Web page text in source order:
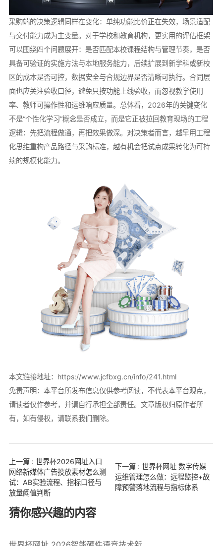
采购端的决策逻辑同样在变化：单纯功能比价正在失效，场景适配
与交付能力成为主变量。对于学校和教育机构，更实用的评估框架
可以围绕四个问题展开：是否匹配本校课程结构与管理节奏，是否
具备可验证的实施方法与本地服务能力，后续扩展到新学科或新校
区的成本是否可控，数据安全与合规边界是否清晰可执行。合同层
面也应关注验收口径，避免只按功能上线验收，而忽视教学使用
率、教师可操作性和运维响应质量。总体看，2026年的关键变化
不是“个性化学习”概念是否成立，而是它正被拉回教育现场的工程
逻辑：先把流程做通，再把效果做深。对决策者而言，越早用工程
化思维重构产品路径与采购标准，越有机会把试点成果转化为可持
续的规模化能力。
本文链接地址： https://www.jcfbxg.cn/info/241.html
免责声明：本平台所发布信息仅供参考阅读，不代表本平台观点，
请读者仅作参考，并请自行承担全部责任。文章版权归原作者所
有，如有侵权，请联系我们删除。
上一篇 : 世界杯2026网址入口
网络新媒体广告投放素材怎么测
试：AB实验流程、指标口径与
放量阈值判断
下一篇 : 世界杯网址 数字传媒
运维管理怎么做：远程监控+故
障预警落地流程与指标体系
猜你感兴趣的内容